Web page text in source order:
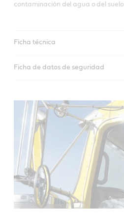
contaminación del agua o del suelo.
Ficha técnica
Ficha de datos de seguridad